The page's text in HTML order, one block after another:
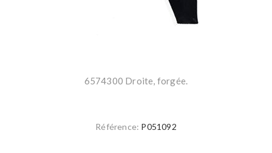
6574300 Droite, forgée.
Référence: P051092